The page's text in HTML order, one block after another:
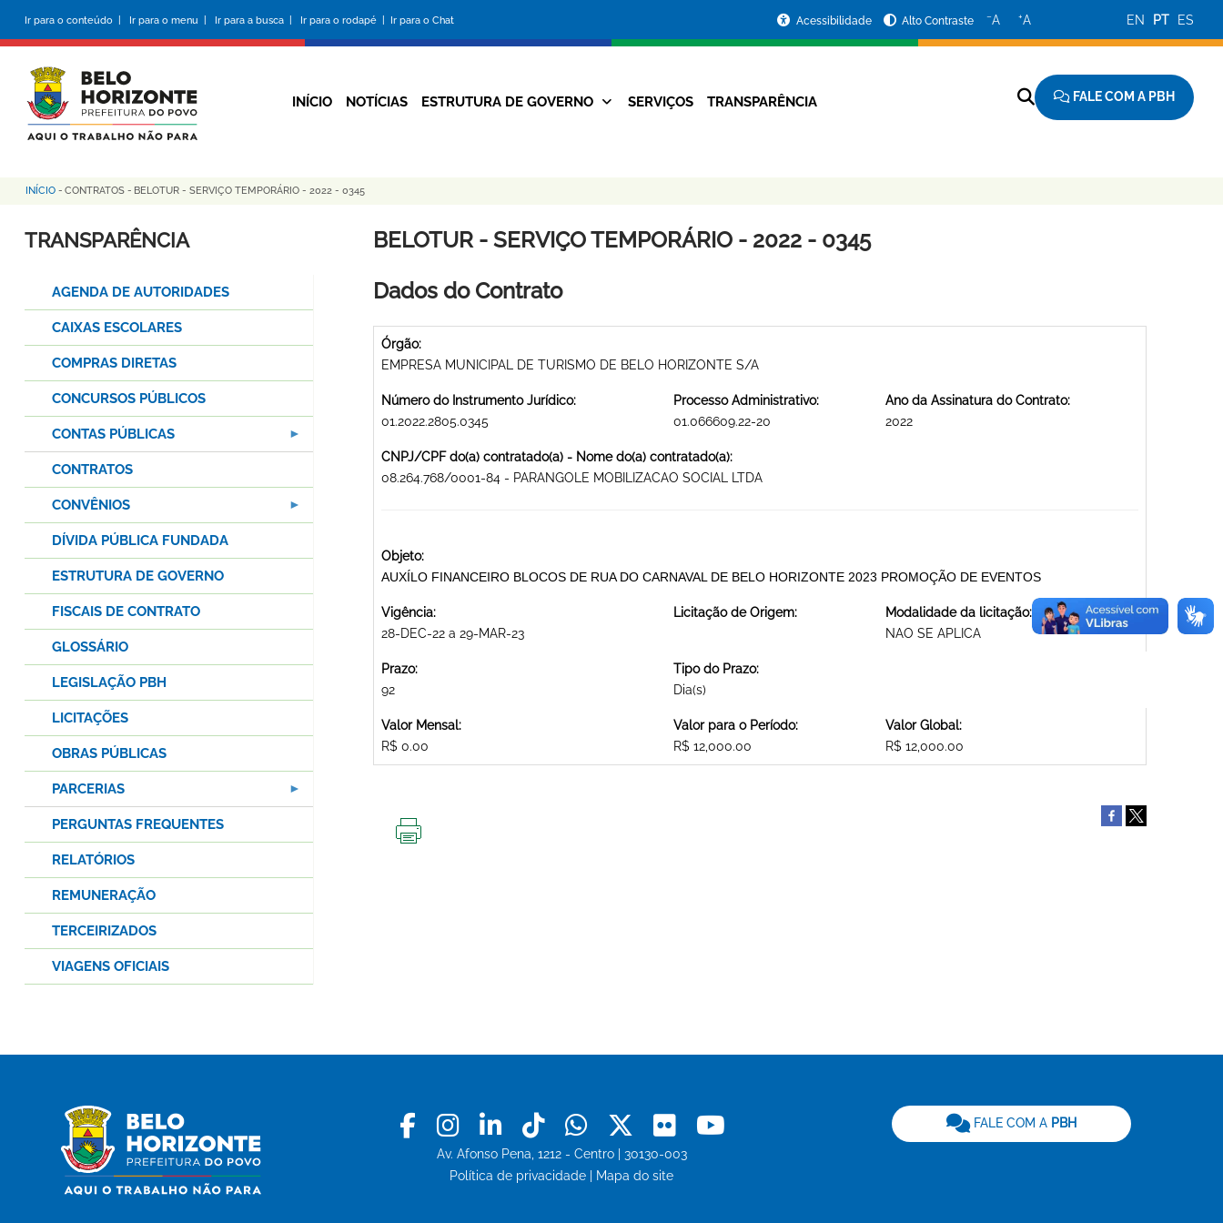
conteúdo
principal
Ir para o conteúdo | Ir para o menu | Ir para a busca | Ir para o rodapé | Ir para o Chat
da
Prefeitura
Acessibilidade Alto Contraste −A +A EN PT ES
Navegação
INÍCIO NOTÍCIAS ESTRUTURA DE GOVERNO SERVIÇOS TRANSPARÊNCIA FALE COM A PBH
Trilha
de
INÍCIO - CONTRATOS - BELOTUR - SERVIÇO TEMPORÁRIO - 2022 - 0345
BELOTUR - SERVIÇO TEMPORÁRIO - 2022 - 0345
Dados do Contrato
Órgão:
EMPRESA MUNICIPAL DE TURISMO DE BELO HORIZONTE S/A
Número do Instrumento Jurídico:
01.2022.2805.0345
Processo Administrativo:
01.066609.22-20
Ano da Assinatura do Contrato:
2022
CNPJ/CPF do(a) contratado(a) - Nome do(a) contratado(a):
08.264.768/0001-84 - PARANGOLE MOBILIZACAO SOCIAL LTDA
Objeto:
AUXÍLO FINANCEIRO BLOCOS DE RUA DO CARNAVAL DE BELO HORIZONTE 2023 PROMOÇÃO DE EVENTOS
Vigência:
28-DEC-22 a 29-MAR-23
Licitação de Origem:
Modalidade da licitação:
NAO SE APLICA
Prazo:
92
Tipo do Prazo:
Dia(s)
Valor Mensal:
R$ 0.00
Valor para o Período:
R$ 12,000.00
Valor Global:
R$ 12,000.00
TRANSPARÊNCIA
AGENDA DE AUTORIDADES
CAIXAS ESCOLARES
COMPRAS DIRETAS
CONCURSOS PÚBLICOS
CONTAS PÚBLICAS
CONTRATOS
CONVÊNIOS
DÍVIDA PÚBLICA FUNDADA
ESTRUTURA DE GOVERNO
FISCAIS DE CONTRATO
GLOSSÁRIO
LEGISLAÇÃO PBH
LICITAÇÕES
OBRAS PÚBLICAS
PARCERIAS
PERGUNTAS FREQUENTES
RELATÓRIOS
REMUNERAÇÃO
TERCEIRIZADOS
VIAGENS OFICIAIS
Facebook
Instagram
LinkedinTiktokWhatsapp
X Flickr
Av. Afonso Pena, 1212 - Centro | 30130-003
Política de privacidade
Mapa do site
FALE COM A PBH